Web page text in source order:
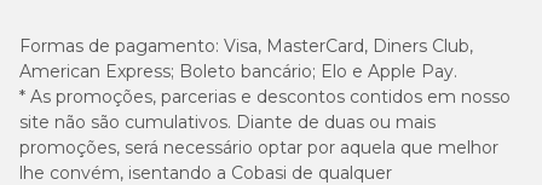
Formas de pagamento: Visa, MasterCard, Diners Club,
American Express; Boleto bancário; Elo e Apple Pay.
* As promoções, parcerias e descontos contidos em nosso
site não são cumulativos. Diante de duas ou mais
promoções, será necessário optar por aquela que melhor
lhe convém, isentando a Cobasi de qualquer